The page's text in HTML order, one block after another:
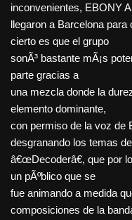
inconvenientes, EBONY
llegaron a Barcelona
cierto es que el grupo
sonÃ³ bastante mÃ¡s
parte gracias a
una mezcla donde la
elemento dominante,
con permiso de la voz de
desgranando los temas de
â€œDecoderâ€, que por
un pÃºblico que se
fue animando a medida
composiciones de la